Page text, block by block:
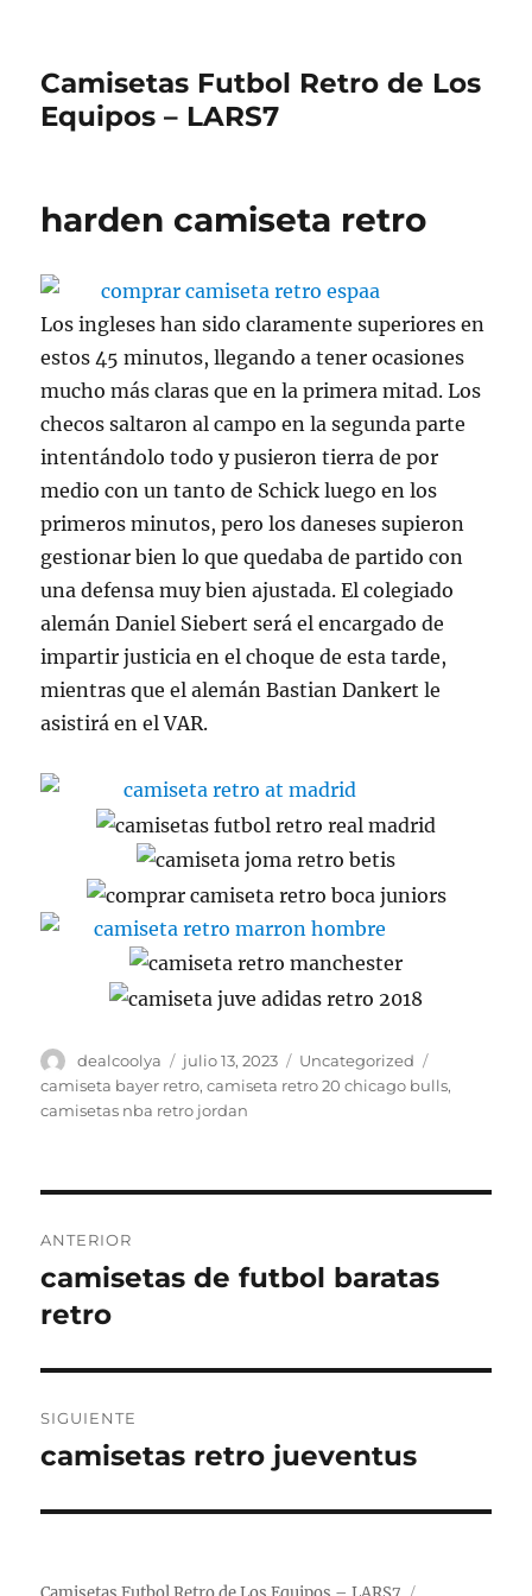
Camisetas Futbol Retro de Los
Equipos – LARS7
harden camiseta retro
Los ingleses han sido claramente superiores en
estos 45 minutos, llegando a tener ocasiones
mucho más claras que en la primera mitad. Los
checos saltaron al campo en la segunda parte
intentándolo todo y pusieron tierra de por
medio con un tanto de Schick luego en los
primeros minutos, pero los daneses supieron
gestionar bien lo que quedaba de partido con
una defensa muy bien ajustada. El colegiado
alemán Daniel Siebert será el encargado de
impartir justicia en el choque de esta tarde,
mientras que el alemán Bastian Dankert le
asistirá en el VAR.
Autor
dealcoolya
Publicado
el
julio 13, 2023 Categorías
Uncategorized
camiseta bayer retro,camiseta retro 20 chicago bulls,
camisetas nba retro jordan
de
entradas
ANTERIOR
Entrada
anterior:
camisetas de futbol baratas
retro
SIGUIENTE
Entrada
camisetas retro jueventus